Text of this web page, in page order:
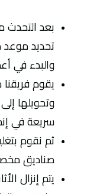
بعد التحدث
تحديد موعد
والبدء في
يقوم
وتحويلها
سريعة في
ثم نقوم
صناديق
يتم إنزال